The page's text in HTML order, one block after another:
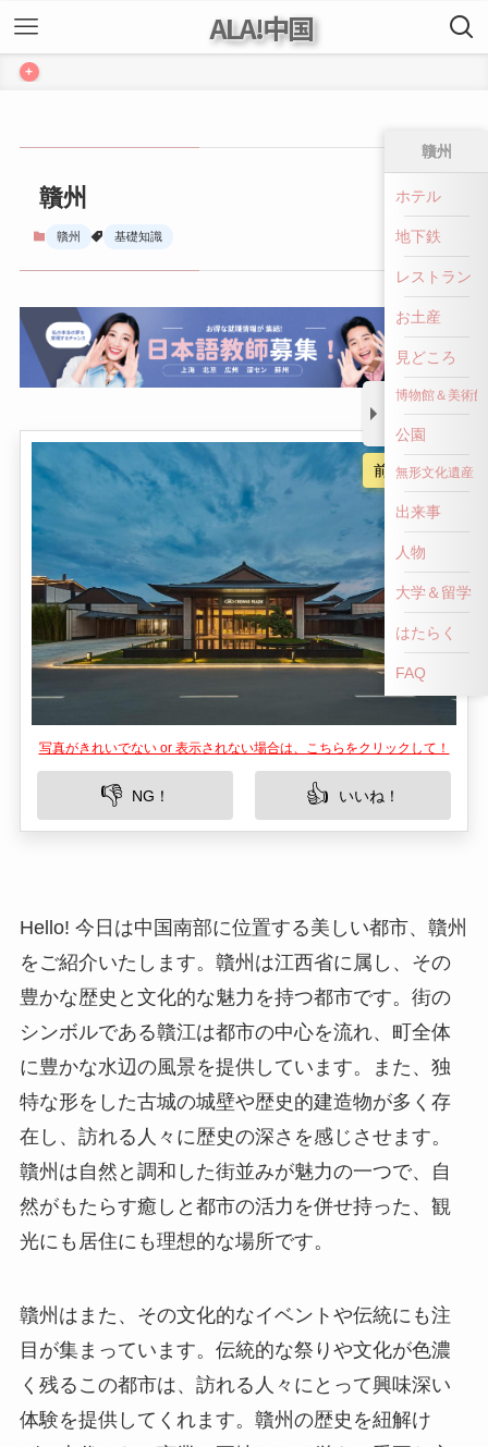
ALA!中国
+
贛州
贛州 基礎知識
前へ戻る
写真がきれいでない or 表示されない場合は、こちらをクリックして！
👎 NG！ 👍 いいね！
Hello! 今日は中国南部に位置する美しい都市、贛州
をご紹介いたします。贛州は江西省に属し、その
豊かな歴史と文化的な魅力を持つ都市です。街の
シンボルである贛江は都市の中心を流れ、町全体
に豊かな水辺の風景を提供しています。また、独
特な形をした古城の城壁や歴史的建造物が多く存
在し、訪れる人々に歴史の深さを感じさせます。
贛州は自然と調和した街並みが魅力の一つで、自
然がもたらす癒しと都市の活力を併せ持った、観
光にも居住にも理想的な場所です。
贛州はまた、その文化的なイベントや伝統にも注
目が集まっています。伝統的な祭りや文化が色濃
く残るこの都市は、訪れる人々にとって興味深い
体験を提供してくれます。贛州の歴史を紐解け
贛州
ホテル
地下鉄
レストラン
お土産
見どころ
博物館＆美術館
公園
無形文化遺産
出来事
人物
大学＆留学
はたらく
FAQ